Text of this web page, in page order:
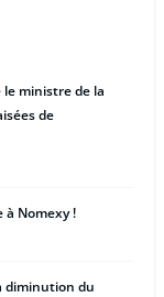
le ministre de la
de
à Nomexy !
diminution du